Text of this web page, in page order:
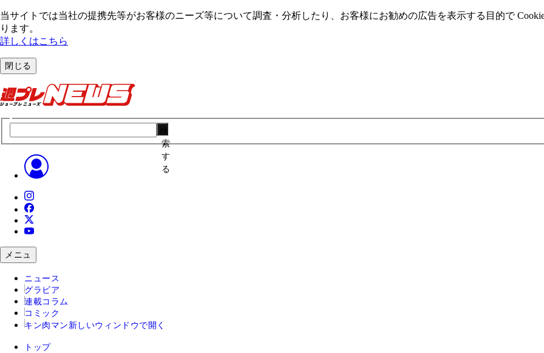
当サイトでは当社の提携先等がお客様のニーズ等について調査・分析したり、お客様にお勧めの広告を表⽰する⽬的で
ります。
詳しくはこちら
閉じる
索
す
る
メニュ
ニュース
グラビア
連載コラム
コミック
キン肉マン 新しいウィンドウで開く
トップ